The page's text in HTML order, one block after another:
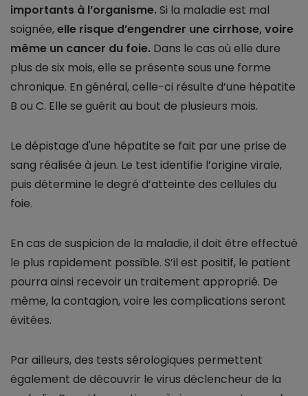
importants à l’organisme.Si la maladie est mal
soignée,elle risque d’engendrer une cirrhose, voire
même un cancer du foie. Dans le cas où elle dure
plus de six mois, elle se présente sous une forme
chronique. En général, celle-ci résulte d’une hépatite
B ou C. Elle se guérit au bout de plusieurs mois.
Le dépistage d'une hépatite se fait par une prise de
sang réalisée à jeun. Le test identifie l’origine virale,
puis détermine le degré d’atteinte des cellules du
foie.
En cas de suspicion de la maladie, il doit être effectué
le plus rapidement possible. S’il est positif, le patient
pourra ainsi recevoir un traitement approprié. De
même, la contagion, voire les complications seront
évitées.
Par ailleurs, des tests sérologiques permettent
également de découvrir le virus déclencheur de la